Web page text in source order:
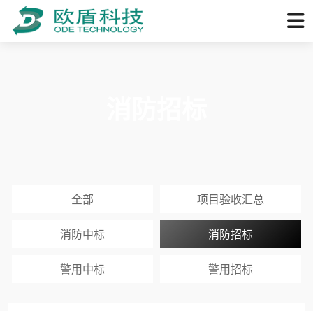
全部 项目验收汇总
消防中标 消防招标
警用中标 警用招标